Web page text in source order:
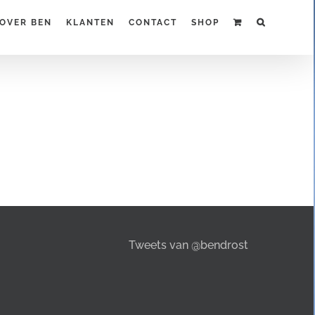
BEN KLANTEN CONTACT SHOP
Tweets van @bendrost